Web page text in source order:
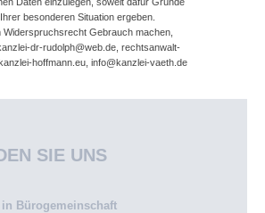
besonderen Situation ergeben.
Widerspruchsrecht Gebrauch machen,
dr-rudolph@web.de, rechtsanwalt-
hoffmann.eu, info@kanzlei-vaeth.de
SIE UNS
in Bürogemeinschaft